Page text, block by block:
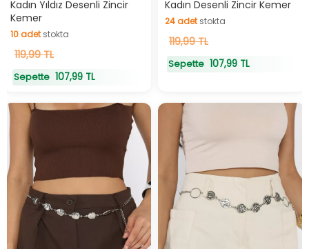
Kadın Yıldız Desenli Zincir
Kemer
10adetstokta
10adetstokta
119,99 TL
Sepette 107,99 TL
Kadın Desenli Zincir Kemer
24adetstokta
24adetstokta
119,99 TL
Sepette 107,99 TL